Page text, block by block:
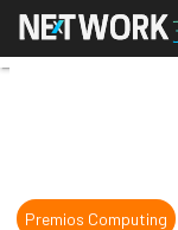
Premios Computing